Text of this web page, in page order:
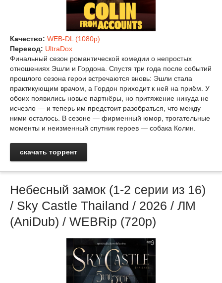
Качество: WEB-DL (1080p)
Перевод: UltraDox
Финальный сезон романтической комедии о непростых
отношениях Эшли и Гордона. Спустя три года после событий
прошлого сезона герои встречаются вновь: Эшли стала
практикующим врачом, а Гордон приходит к ней на приём. У
обоих появились новые партнёры, но притяжение никуда не
исчезло — и теперь им предстоит разобраться, что между
ними осталось. В сезоне — фирменный юмор, трогательные
моменты и неизменный спутник героев — собака Колин.
скачать торрент
Небесный замок (1-2 серии из 16)
/ Sky Castle Thailand / 2026 / ЛМ
(AniDub) / WEBRip (720р)